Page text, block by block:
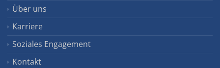
Über uns
Karriere
Soziales Engagement
Kontakt